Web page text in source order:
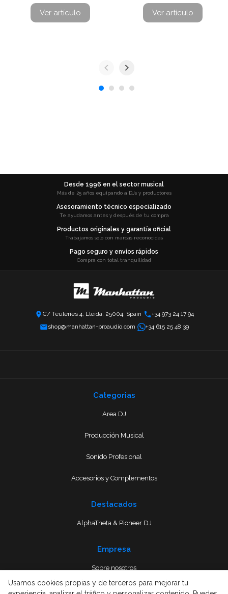
Ver artículo Ver artículo
Desde 1996 en el sector musical
Más de 25 años equipando a DJs y productores
Asesoramiento técnico especializado
Te ayudamos antes y después de tu compra
Productos originales y garantía oficial
Trabajamos solo con marcas reconocidas
Pago seguro y envíos rápidos
Compra con total tranquilidad
C/ Teuleries 4, Lleida, 25004, Spain
+34 973 24 17 94
shop@manhattan-proaudio.com
+34 615 25 48 39
Categorias
Area DJ
Producción Musical
Sonido Profesional
Accesorios y Complementos
Destacados
AlphaTheta & Pioneer DJ
Empresa
Sobre nosotros
Usamos cookies propias y de terceros para mejorar tu